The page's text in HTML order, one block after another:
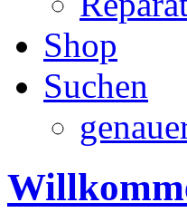
Shop
Suchen